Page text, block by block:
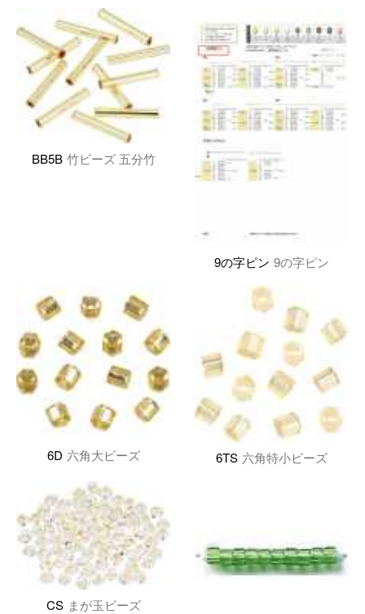
BB5B 竹ビーズ 五分竹
9の字ピン 9の字ピン
6D 六角大ビーズ 6TS 六角特小ビーズ
CS まが玉ビーズ